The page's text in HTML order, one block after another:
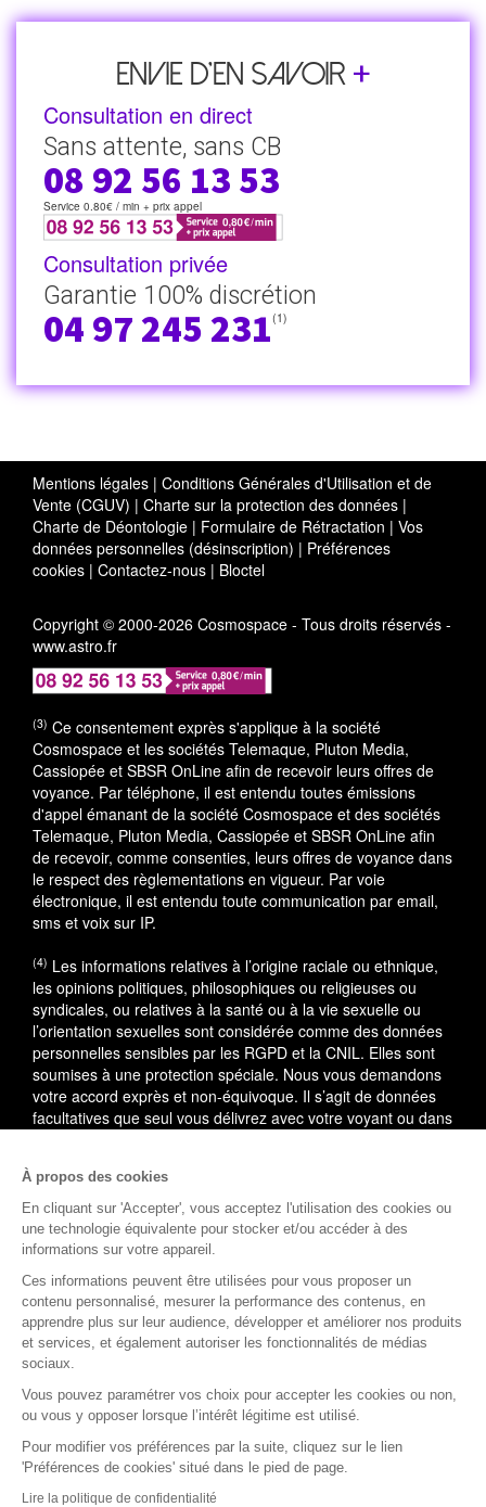
Envie d’en savoir +
Consultation en direct
Sans attente, sans CB
08 92 56 13 53
Service 0.80€ / min + prix appel
Consultation privée
Garantie 100% discrétion
04 97 245 231(1)
Mentions légales | Conditions Générales d'Utilisation et de
Vente (CGUV) | Charte sur la protection des données |
Charte de Déontologie | Formulaire de Rétractation | Vos
données personnelles (désinscription) | Préférences
cookies | Contactez-nous | Bloctel
Copyright © 2000-2026 Cosmospace - Tous droits réservés -
www.astro.fr
(3) Ce consentement exprès s'applique à la société
Cosmospace et les sociétés Telemaque, Pluton Media,
Cassiopée et SBSR OnLine afin de recevoir leurs offres de
voyance. Par téléphone, il est entendu toutes émissions
d'appel émanant de la société Cosmospace et des sociétés
Telemaque, Pluton Media, Cassiopée et SBSR OnLine afin
de recevoir, comme consenties, leurs offres de voyance dans
le respect des règlementations en vigueur. Par voie
électronique, il est entendu toute communication par email,
sms et voix sur IP.
(4) Les informations relatives à l’origine raciale ou ethnique,
les opinions politiques, philosophiques ou religieuses ou
syndicales, ou relatives à la santé ou à la vie sexuelle ou
l’orientation sexuelles sont considérée comme des données
personnelles sensibles par les RGPD et la CNIL. Elles sont
soumises à une protection spéciale. Nous vous demandons
votre accord exprès et non-équivoque. Il s’agit de données
facultatives que seul vous délivrez avec votre voyant ou dans
En cas de litige, vous pouvez saisir le médiateur de la
consommation : AVENIR CONSO, 09 53 01 02 69. En savoir
plus
L'accès à cette offre commerciale est soumis aux
conditions suivantes : 10 minutes de voyance au tarif spécial
de 15EUR TTC, voyance privée. Offre valable dans la limite
des 10 premières minutes, après validation de votre compte
client comprenant votre nom, prénom, téléphone, adresse,
existant). Au-delà des 10 premières minutes, le tarif est de
3.5EUR à 9.5EUR TTC la minute supplémentaire selon le
voyant.
Rejoignez la communauté Astro.fr
À propos des cookies
En cliquant sur 'Accepter', vous acceptez l'utilisation des cookies ou
une technologie équivalente pour stocker et/ou accéder à des
informations sur votre appareil.
Ces informations peuvent être utilisées pour vous proposer un
contenu personnalisé, mesurer la performance des contenus, en
apprendre plus sur leur audience, développer et améliorer nos produits
et services, et également autoriser les fonctionnalités de médias
sociaux.
Vous pouvez paramétrer vos choix pour accepter les cookies ou non,
ou vous y opposer lorsque l’intérêt légitime est utilisé.
Pour modifier vos préférences par la suite, cliquez sur le lien
'Préférences de cookies' situé dans le pied de page.
Lire la politique de confidentialité